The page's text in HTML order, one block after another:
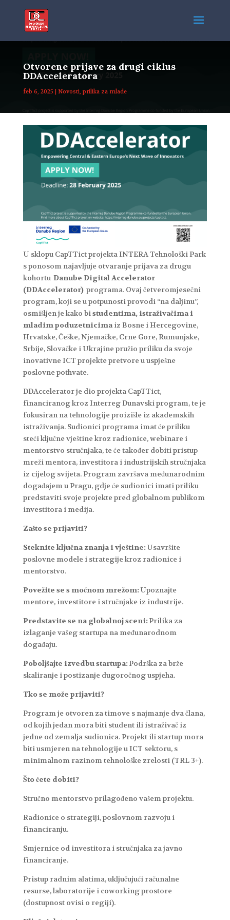
Otvorene prijave za drugi ciklus
DDAcceleratora
feb 6, 2025 Novosti,prilika za mlade
U sklopu CapTTict projekta INTERA Tehnološki Park
s ponosom najavljuje otvaranje prijava za drugu
kohortu Danube Digital Accelerator
(DDAccelerator)programa. Ovaj četveromjesečni
program, koji se u potpunosti provodi “na daljinu”,
osmišljen je kako bistudentima, istraživačima i
mladim poduzetnicimaiz Bosne i Hercegovine,
Hrvatske, Češke, Njemačke, Crne Gore, Rumunjske,
Srbije, Slovačke i Ukrajine pružio priliku da svoje
inovativne ICT projekte pretvore u uspješne
poslovne pothvate.
DDAccelerator je dio projekta CapTTict,
financiranog kroz Interreg Dunavski program, te je
fokusiran na tehnologije proizišle iz akademskih
istraživanja. Sudionici programa imat će priliku
steći ključne vještine kroz radionice, webinare i
mentorstvo stručnjaka, te će također dobiti pristup
mreži mentora, investitora i industrijskih stručnjaka
iz cijelog svijeta. Program završava međunarodnim
događajem u Pragu, gdje će sudionici imati priliku
predstaviti svoje projekte pred globalnom publikom
investitora i medija.
Zašto se prijaviti?
Steknite ključna znanja i vještine:Usavršite
poslovne modele i strategije kroz radionice i
mentorstvo.
Povežite se s moćnom mrežom:Upoznajte
mentore, investitore i stručnjake iz industrije.
Predstavite se na globalnoj sceni:Prilika za
izlaganje vašeg startupa na međunarodnom
događaju.
Poboljšajte izvedbu startupa:Podrška za brže
skaliranje i postizanje dugoročnog uspjeha.
Tko se može prijaviti?
Program je otvoren za timove s najmanje dva člana,
od kojih jedan mora biti student ili istraživač iz
jedne od zemalja sudionica. Projekt ili startup mora
biti usmjeren na tehnologije u ICT sektoru, s
minimalnom razinom tehnološke zrelosti (TRL 3+).
Što ćete dobiti?
Stručno mentorstvo prilagođeno vašem projektu.
Radionice o strategiji, poslovnom razvoju i
financiranju.
Smjernice od investitora i stručnjaka za javno
financiranje.
Pristup radnim alatima, uključujući računalne
resurse, laboratorije i coworking prostore
(dostupnost ovisi o regiji).